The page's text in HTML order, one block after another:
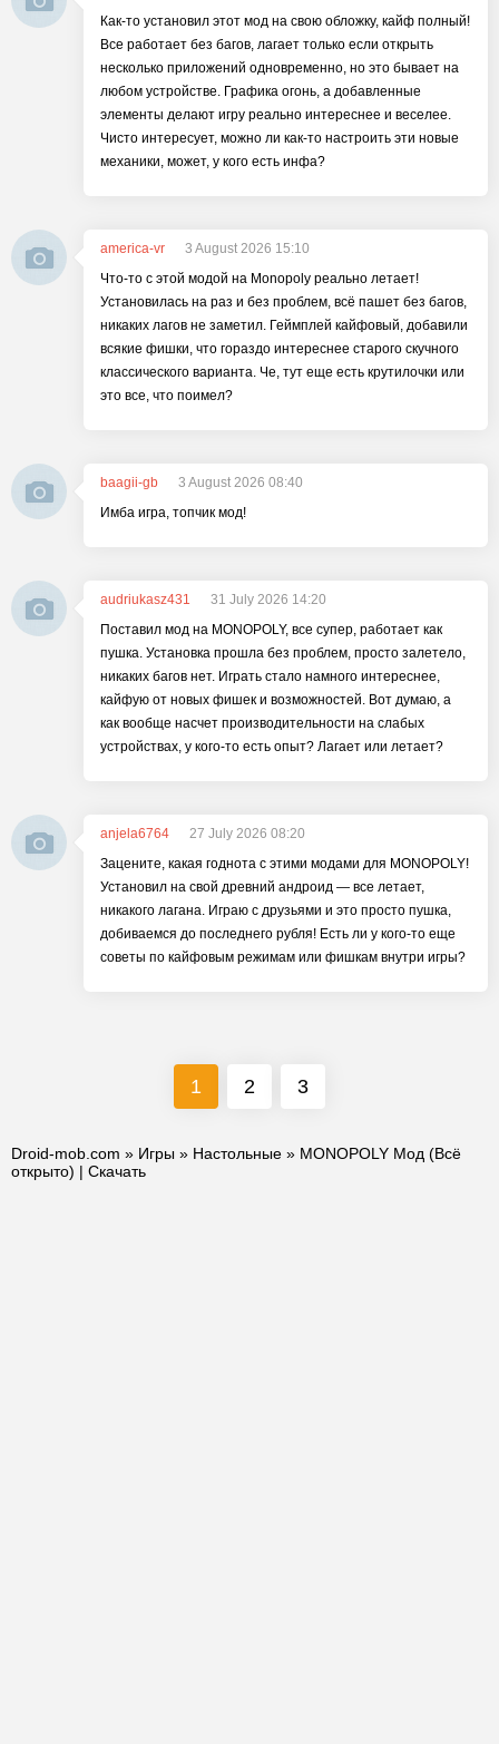
Как-то установил этот мод на свою обложку, кайф полный!
Все работает без багов, лагает только если открыть
несколько приложений одновременно, но это бывает на
любом устройстве. Графика огонь, а добавленные
элементы делают игру реально интереснее и веселее.
Чисто интересует, можно ли как-то настроить эти новые
механики, может, у кого есть инфа?
america-vr
3 August 2026 15:10
Что-то с этой модой на Monopoly реально летает!
Установилась на раз и без проблем, всё пашет без багов,
никаких лагов не заметил. Геймплей кайфовый, добавили
всякие фишки, что гораздо интереснее старого скучного
классического варианта. Че, тут еще есть крутилочки или
это все, что поимел?
baagii-gb
3 August 2026 08:40
Имба игра, топчик мод!
audriukasz431
31 July 2026 14:20
Поставил мод на MONOPOLY, все супер, работает как
пушка. Установка прошла без проблем, просто залетело,
никаких багов нет. Играть стало намного интереснее,
кайфую от новых фишек и возможностей. Вот думаю, а
как вообще насчет производительности на слабых
устройствах, у кого-то есть опыт? Лагает или летает?
anjela6764
27 July 2026 08:20
Зацените, какая годнота с этими модами для MONOPOLY!
Установил на свой древний андроид — все летает,
никакого лагана. Играю с друзьями и это просто пушка,
добиваемся до последнего рубля! Есть ли у кого-то еще
советы по кайфовым режимам или фишкам внутри игры?
1 2 3
Droid-mob.com » Игры » Настольные » MONOPOLY Мод (Всё
открыто) | Скачать